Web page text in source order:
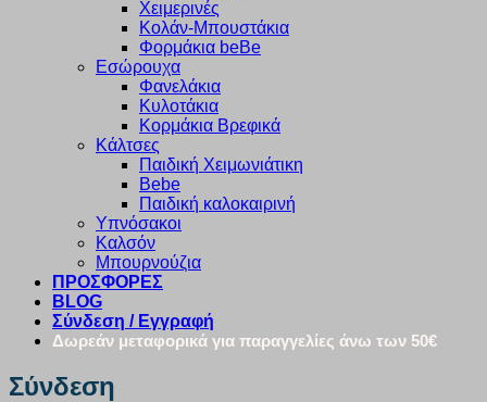
Χειμερινές
Κολάν-Μπουστάκια
Φορμάκια beBe
Εσώρουχα
Φανελάκια
Κυλοτάκια
Κορμάκια Βρεφικά
Κάλτσες
Παιδική Χειμωνιάτικη
Bebe
Παιδική καλοκαιρινή
Υπνόσακοι
Καλσόν
Μπουρνούζια
ΠΡΟΣΦΟΡΕΣ
BLOG
Σύνδεση / Εγγραφή
Δωρεάν μεταφορικά για παραγγελίες άνω των 50€
Σύνδεση